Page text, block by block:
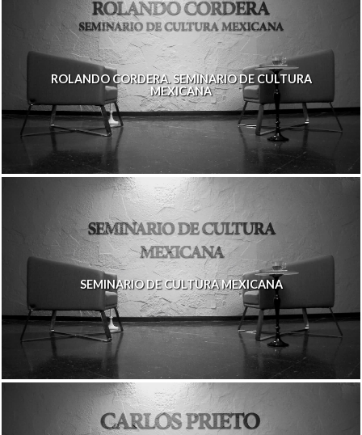
ROLANDO CORDERA. SEMINARIO DE CULTURA
MEXICANA
SEMINARIO DE CULTURA MEXICANA